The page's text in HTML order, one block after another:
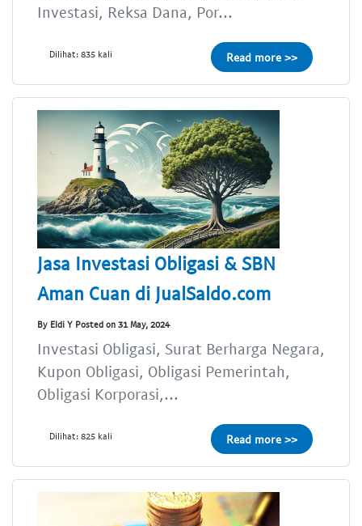
Investasi, Reksa Dana, Por...
Dilihat: 835 kali Read more >>
Jasa Investasi Obligasi & SBN
Aman Cuan di JualSaldo.com
By Eldi Y Posted on 31 May, 2024
Investasi Obligasi, Surat Berharga Negara,
Kupon Obligasi, Obligasi Pemerintah,
Obligasi Korporasi,...
Dilihat: 825 kali Read more >>